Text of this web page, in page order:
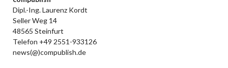
Dipl.-Ing. Laurenz Kordt
Seller Weg 14
48565 Steinfurt
Telefon +49 2551-933126
news(@)compublish.de